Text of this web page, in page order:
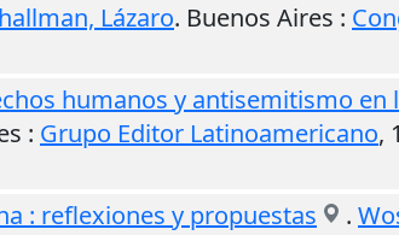
Lázaro. Buenos Aires :
humanos y antisemitismo
: Grupo Editor Latinoamericano,
: reflexiones y propuestas
.